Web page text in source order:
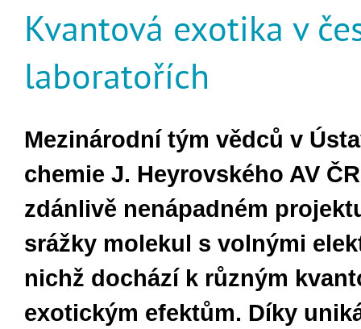
Kvantová exotika v
laboratořích
Mezinárodní tým vědců v
chemie J. Heyrovského AV
zdánlivě nenápadném
srážky molekul s volnými
nichž dochází k různým
exotickým efektům. Díky